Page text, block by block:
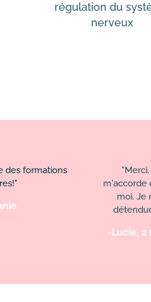
régulation du
nerveux
des formations
m'accorde
moi. Je
-Lucie, 2